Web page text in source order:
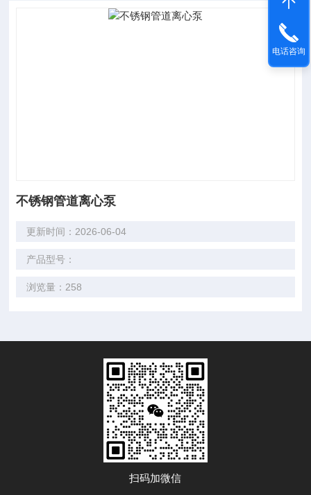
不锈钢管道离心泵
更新时间：2026-06-04
产品型号：
浏览量：258
扫码加微信
电话咨询